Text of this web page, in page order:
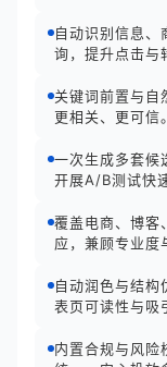
自动识别信息、
询，提升点击与
关键词前置与自
更相关、更可信。
一次生成多套候
开展A/B测试快
覆盖电商、博客
应，兼顾专业度
自动润色与结构
表页可读性与吸
内置合规与风险